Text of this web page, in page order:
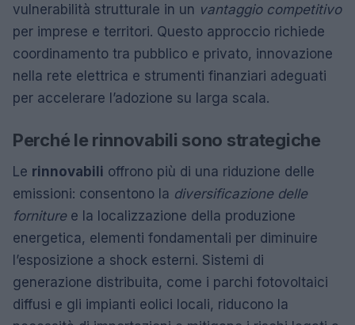
vulnerabilità strutturale in un vantaggio competitivo
per imprese e territori. Questo approccio richiede
coordinamento tra pubblico e privato, innovazione
nella rete elettrica e strumenti finanziari adeguati
per accelerare l’adozione su larga scala.
Perché le rinnovabili sono strategiche
Le rinnovabili offrono più di una riduzione delle
emissioni: consentono la diversificazione delle
fornituree la localizzazione della produzione
energetica, elementi fondamentali per diminuire
l’esposizione a shock esterni. Sistemi di
generazione distribuita, come i parchi fotovoltaici
diffusi e gli impianti eolici locali, riducono la